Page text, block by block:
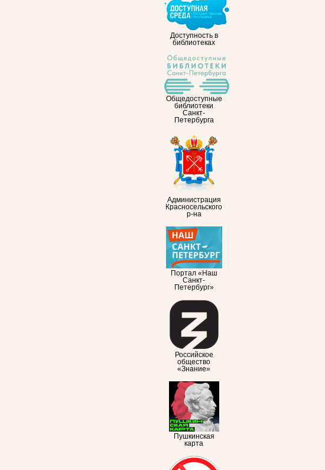
Доступность в
библиотеках
Общедоступные
библиотеки
Санкт-
Петербурга
Администрация
Красносельского
р-на
Портал «Наш
Санкт-
Петербург»
Российское
общество
«Знание»
Пушкинская
карта